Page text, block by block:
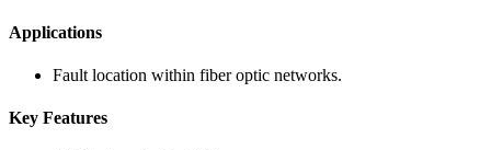
Applications
Fault location within fiber optic networks.
Key Features